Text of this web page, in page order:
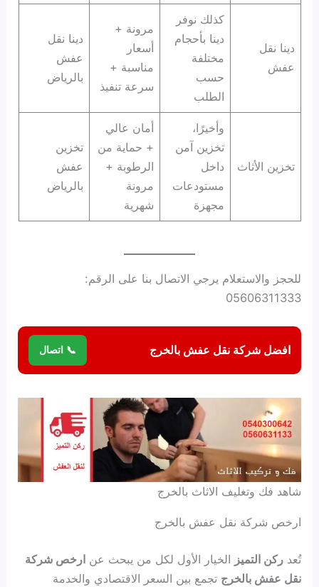
دينا نقل
عفش
كذلك نوفر
دينا بأحجام
مختلفة
حسب
الطلب
مرونة +
أسعار
مناسبة +
سرعة تنفيذ
دينا نقل
عفش
بالرياض
تخزين الأثاث
وأخيرًا،
تخزين آمن
داخل
مستودعات
مجهزة
أمان عالي
+ حماية من
الرطوبة +
مرونة
شهرية
تخزين
عفش
بالرياض
للحجز والاستعلام يرجي الاتصال بنا على الرقم:
05606311333
افضل شركة نقل عفش بالخرج 📞 اتصال
شاهد فك وتغليف الاثاث بالخرج
ارخص شركة نقل عفش بالخرج
تُعدركن التميز الخيار الأول لكل من يبحث عنارخص شركة
نقل عفش بالخرج تجمع بين السعر الاقتصادي والخدمة